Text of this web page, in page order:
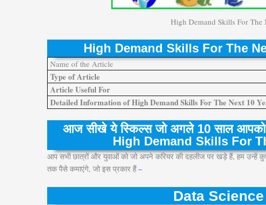
High Demand Skills For The
High Demand Skills For The
Name of the Article
Type of Article
Article Useful For
Detailed Information of High Demand Skills For The Next 10
आज सीखे ये स्किल्स जो अगले 10 साल आपको
High Demand Skills For
आप सभी छात्रों और युवाओं को जो अपने करियर की दहलीज पर खड़े हैं, हम उन्हें
तक पैसे कमाएंगे, जो इस प्रकार हैं–
Data